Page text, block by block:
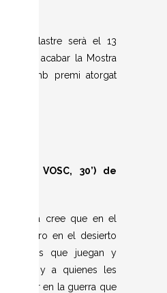
Ullastre serà el 13
h, en acabar la Mostra
(amb premi atorgat
(2023, VOSC, 30’) de
Sáhara cree que en el
Pero en el desierto
y niñas que juegan y
y a quienes les
pensar en la guerra que